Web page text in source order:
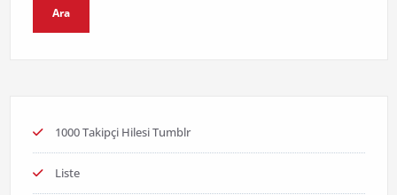
Ara
1000 Takipçi Hilesi Tumblr
Liste